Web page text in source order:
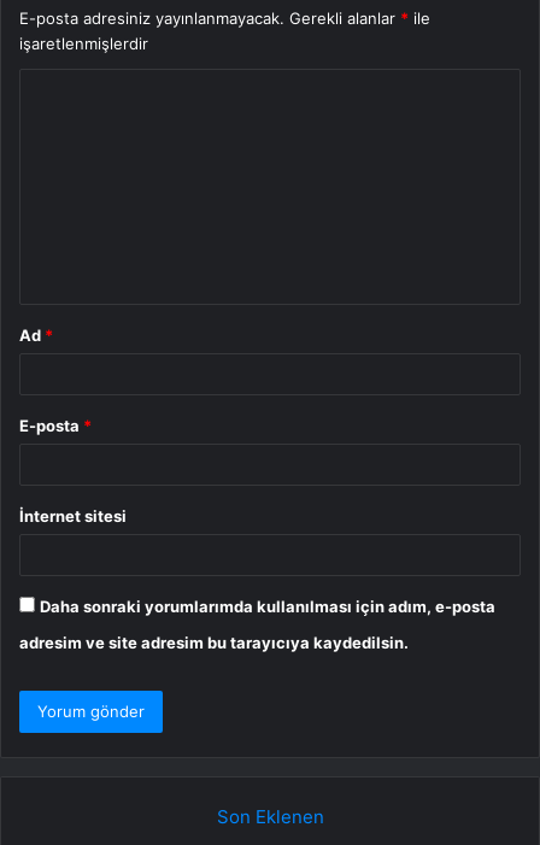
E-posta adresiniz yayınlanmayacak. Gerekli alanlar * ile
işaretlenmişlerdir
Ad *
E-posta *
İnternet sitesi
Daha sonraki yorumlarımda kullanılması için adım, e-posta
adresim ve site adresim bu tarayıcıya kaydedilsin.
Son Eklenen